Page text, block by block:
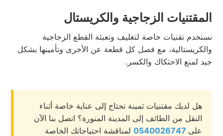
المقتنيات الزجاجية والكريستال
نستخدم تقنيات خاصة لتغليف وتعبئة القطع الزجاجية
والكريستالية، مع فصل كل قطعة عن الأخرى وتأمينها بشكل
جيد لمنع الاحتكاك والكسر.
هل لديك مقتنيات ثمينة تحتاج إلى عناية خاصة أثناء
النقل من الطائف إلى المدينة المنورة؟ اتصل بنا الآن
على0540026747 لمناقشة احتياجاتك الخاصة